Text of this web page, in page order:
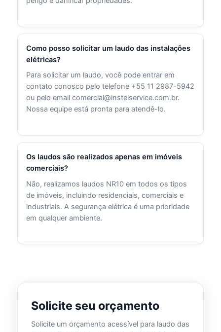
Como posso solicitar um laudo das instalações
elétricas?
Para solicitar um laudo, você pode entrar em
contato conosco pelo telefone +55 11 2987-5942
ou pelo email comercial@instelservice.com.br.
Nossa equipe está pronta para atendê-lo.
Os laudos são realizados apenas em imóveis
comerciais?
Não, realizamos laudos NR10 em todos os tipos
de imóveis, incluindo residenciais, comerciais e
industriais. A segurança elétrica é uma prioridade
em qualquer ambiente.
Solicite seu orçamento
Solicite um orçamento acessível para laudo das